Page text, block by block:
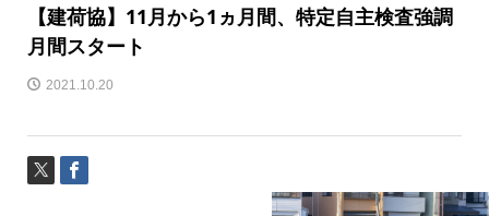
【建荷協】11月から1ヵ月間、特定自主検査強調
月間スタート
2021.10.20